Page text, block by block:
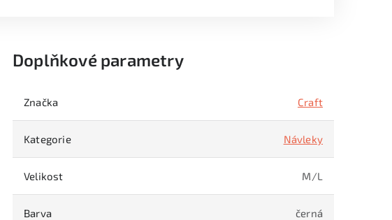
Doplňkové parametry
Značka Craft
Kategorie Návleky
Velikost M/L
Barva černá